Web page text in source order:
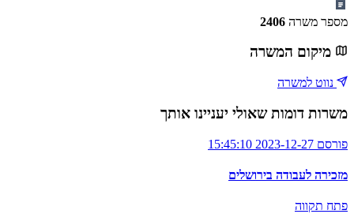
מספר משרה 2406
מיקום המשרה
נווט למשרה
משרות דומות שאולי יעניינו אותך
פורסם 2023-12-27 15:45:10
מזכירה לעבודה בירושלים
פתח תקווה